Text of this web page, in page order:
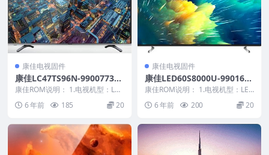
康佳电视固件
康佳LC47TS96N-99007739-
V1.1.02（网络C2-LC47TS96
N）原厂系统刷机电视固件包
下载
康佳ROM说明： 1.电视机型：LC4
7TS96N 2.物料号：99007739...
6 年前 185 20
康佳电视固件
康佳LED60S8000U-9901668
9-V1.0.15-72001281YT原厂
系统刷机电视固件包下载
康佳ROM说明： 1.电视机型：LED
60S8000U 2.物料号：990166...
6 年前 200 20